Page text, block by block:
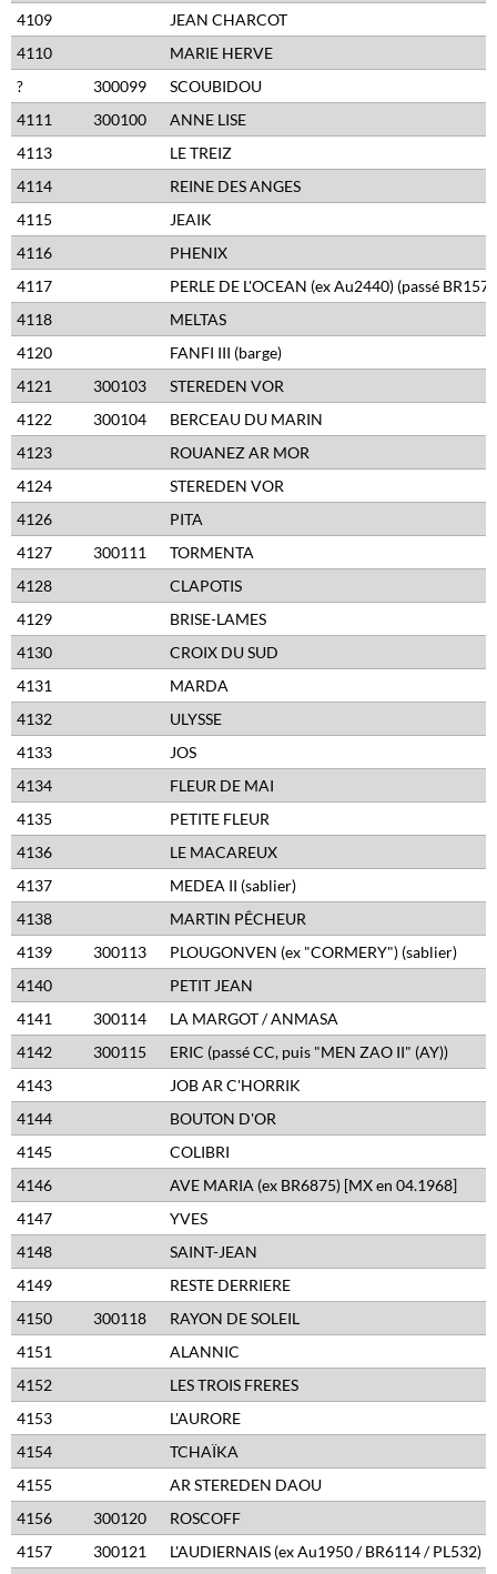
4109
JEAN CHARCOT
4110
MARIE HERVE
?
300099
SCOUBIDOU
4111
300100
ANNE LISE
4113
LE TREIZ
4114
REINE DES ANGES
4115
JEAIK
4116
PHENIX
4117
PERLE DE L'OCEAN (ex Au2440) (passé
4118
MELTAS
4120
FANFI III (barge)
4121
300103
STEREDEN VOR
4122
300104
BERCEAU DU MARIN
4123
ROUANEZ AR MOR
4124
STEREDEN VOR
4126
PITA
4127
300111
TORMENTA
4128
CLAPOTIS
4129
BRISE-LAMES
4130
CROIX DU SUD
4131
MARDA
4132
ULYSSE
4133
JOS
4134
FLEUR DE MAI
4135
PETITE FLEUR
4136
LE MACAREUX
4137
MEDEA II (sablier)
4138
MARTIN PÊCHEUR
4139
300113
PLOUGONVEN (ex "CORMERY") (sablier)
4140
PETIT JEAN
4141
300114
LA MARGOT / ANMASA
4142
300115
ERIC (passé CC, puis "MEN ZAO II" (AY))
4143
JOB AR C'HORRIK
4144
BOUTON D'OR
4145
COLIBRI
4146
AVE MARIA (ex BR6875) [MX en 04.1968]
4147
YVES
4148
SAINT-JEAN
4149
RESTE DERRIERE
4150
300118
RAYON DE SOLEIL
4151
ALANNIC
4152
LES TROIS FRERES
4153
L'AURORE
4154
TCHAÏKA
4155
AR STEREDEN DAOU
4156
300120
ROSCOFF
4157
300121
L'AUDIERNAIS (ex Au1950 / BR6114 / PL532)